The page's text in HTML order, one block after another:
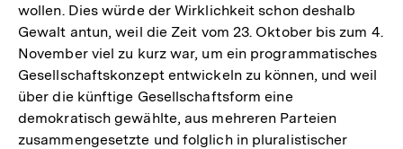
wollen. Dies würde der Wirklichkeit schon deshalb
Gewalt antun, weil die Zeit vom 23. Oktober bis zum 4.
November viel zu kurz war, um ein programmatisches
Gesellschaftskonzept entwickeln zu können, und weil
über die künftige Gesellschaftsform eine
demokratisch gewählte, aus mehreren Parteien
zusammengesetzte und folglich in pluralistischer